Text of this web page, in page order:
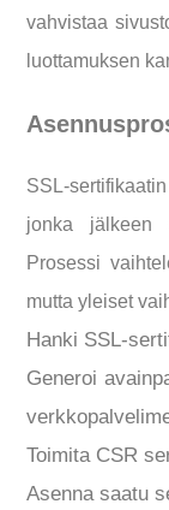
vahvistaa
luottamuksen
SSL-
jonka jälkeen
Prosessi
mutta yleiset
Hanki SSL-
Generoi
Toimita CSR
Asenna saatu